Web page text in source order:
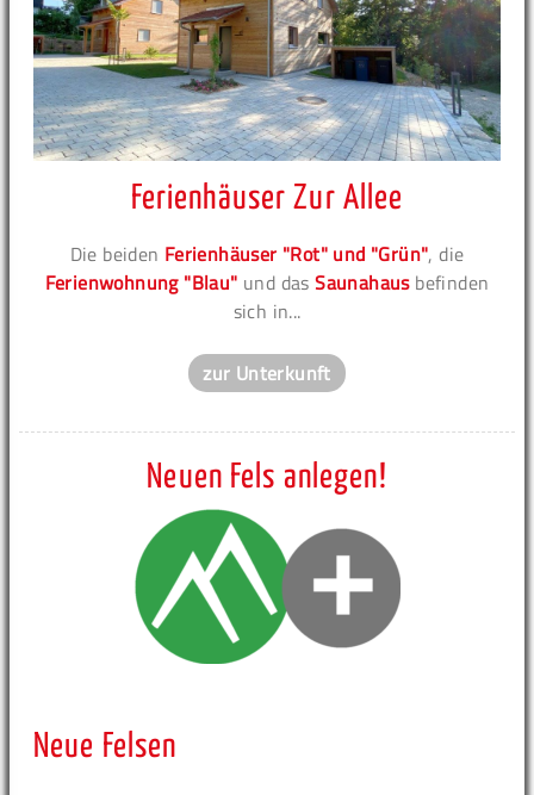
Ferienhäuser Zur Allee
Die beiden Ferienhäuser "Rot" und "Grün", die
Ferienwohnung "Blau" und dasSaunahausbefinden
sich in...
zur Unterkunft
Neuen Fels anlegen!
Neue Felsen